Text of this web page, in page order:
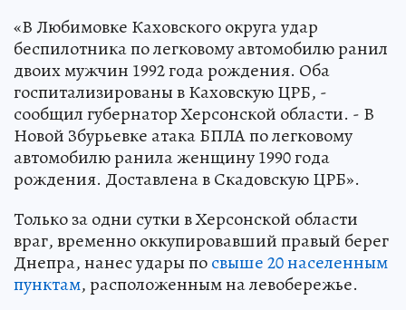
«В Любимовке Каховского округа удар
беспилотника по легковому автомобилю ранил
двоих мужчин 1992 года рождения. Оба
госпитализированы в Каховскую ЦРБ, -
сообщил губернатор Херсонской области. - В
Новой Збурьевке атака БПЛА по легковому
автомобилю ранила женщину 1990 года
рождения. Доставлена в Скадовскую ЦРБ».
Только за одни сутки в Херсонской области
враг, временно оккупировавший правый берег
Днепра, нанес удары посвыше 20 населенным
пунктам, расположенным на левобережье.